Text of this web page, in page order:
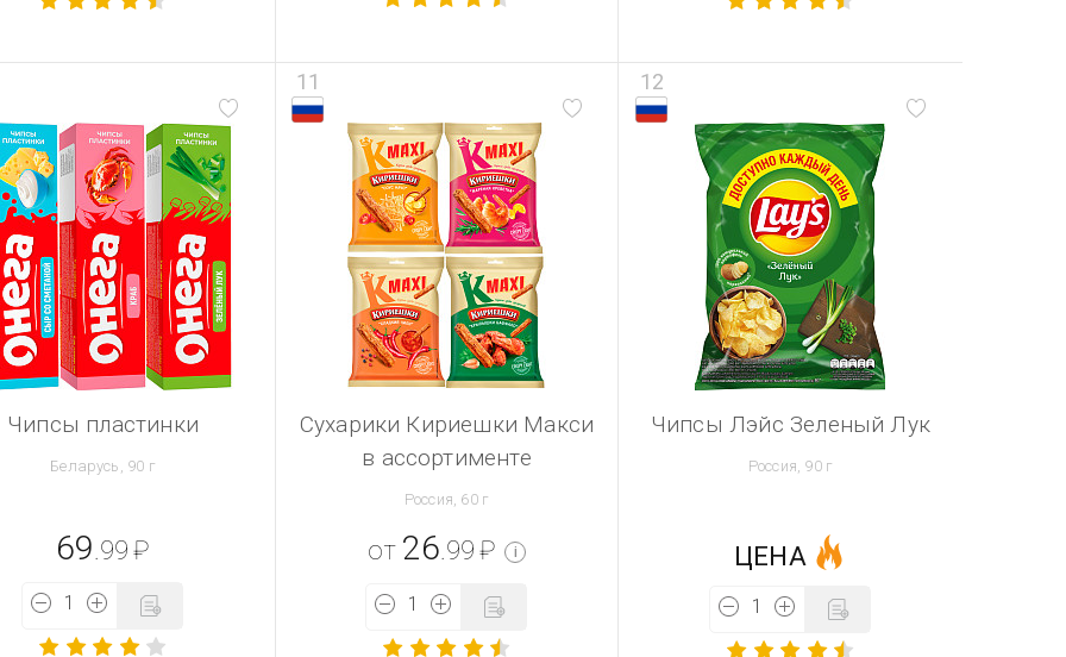
Чипсы пластинки
Беларусь, 90 г
69 .99 ₽
11
Сухарики Кириешки Макси
в ассортименте
Россия, 60 г
от 26 .99 ₽ i
12
Чипсы Лэйс Зеленый Лук
Россия, 90 г
ЦЕНА